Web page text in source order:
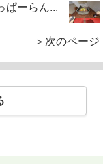
ぱーらん...
＞次のページ